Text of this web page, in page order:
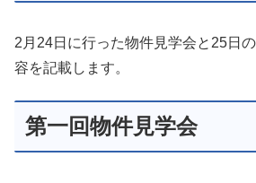
2月24日に行った物件見学会と25日
容を記載します。
第一回物件見学会